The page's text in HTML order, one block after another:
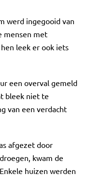
werd ingegooid van
mensen met
leek er ook iets
een overval gemeld
bleek niet te
van een verdacht
afgezet door
kwam de
huizen werden